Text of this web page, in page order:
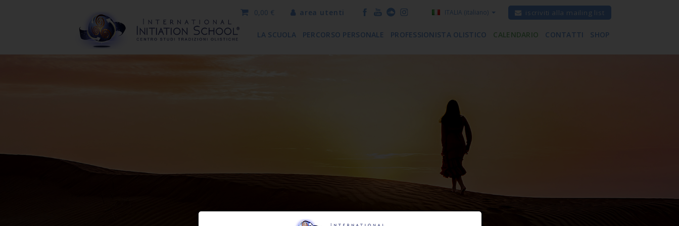
iscriviti alla mailing list
ITALIA (italiano)
area utenti
0,00 €
LA SCUOLA PERCORSO PERSONALE PROFESSIONISTA OLISTICO CALENDARIO CONTATTI SHOP